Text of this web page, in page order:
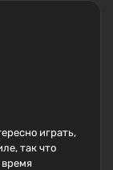
играть,
так что